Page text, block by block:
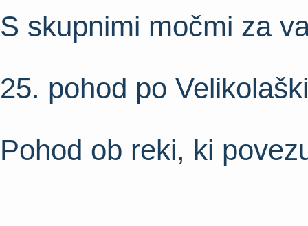
S skupnimi močmi za
25. pohod po
Pohod ob reki, ki